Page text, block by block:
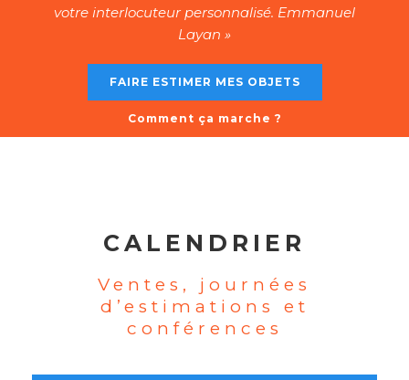
votre interlocuteur personnalisé. Emmanuel
Layan »
FAIRE ESTIMER MES OBJETS
Comment ça marche ?
CALENDRIER
Ventes, journées
d’estimations et
conférences